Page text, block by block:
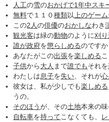
人工の雪のおかげで1年中 スキ
無料で１１０種類以 上のゲーム
この2人の俳優のおかしなわき
観光客は緑の動物のように刈
誰が政府を懲らしめるのですか
あなたがこの出張を楽しめる
子供から大人 まで誰でもそれを
わたしは息子を失い 、それが
彼女は、私が少しでも楽しめる
うの。
そのほうが、その土地本来の
自転車を持ってこなくても、